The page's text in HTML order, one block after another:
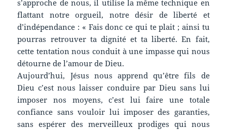
s’approche de nous, il utilise la même technique en
flattant notre orgueil, notre désir de liberté et
d’indépendance : « Fais donc ce qui te plait ; ainsi tu
pourras retrouver ta dignité et ta liberté. En fait,
cette tentation nous conduit à une impasse qui nous
détourne de l’amour de Dieu.
Aujourd’hui, Jésus nous apprend qu’être fils de
Dieu c’est nous laisser conduire par Dieu sans lui
imposer nos moyens, c’est lui faire une totale
confiance sans vouloir lui imposer des garanties,
sans espérer des merveilleux prodiges qui nous